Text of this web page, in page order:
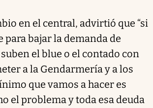
en el central, advirtió que “si
para bajar la demanda de
el blue o el contado con
a la Gendarmería y a los
que vamos a hacer es
el problema y toda esa deuda